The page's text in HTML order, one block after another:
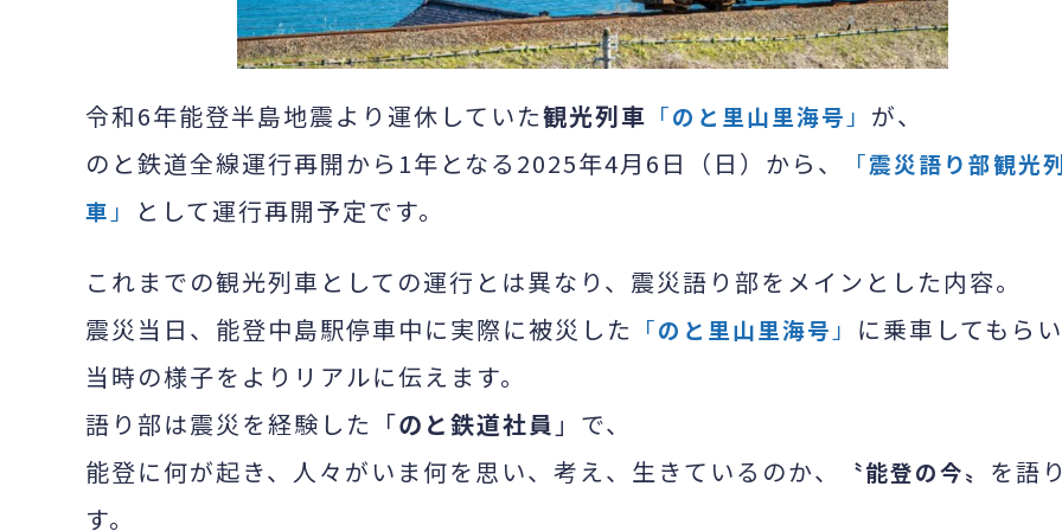
令和6年能登半島地震より運休していた観光列車 「のと里山里海号 」 が、
のと鉄道全線運行再開から1年となる2025年4月6日（日）から、
「震災語り部観光
車 」 として運行再開予定です。
これまでの観光列車としての運行とは異なり、震災語り部をメインとした内容。
震災当日、能登中島駅停車中に実際に被災した 「のと里山里海号 」 に乗車してもらい
当時の様子をよりリアルに伝えます。
語り部は震災を経験した「のと鉄道社員 」で、
能登に何が起き、人々がいま何を思い、考え、生きているのか、
〝能登の今〟 を語
す。